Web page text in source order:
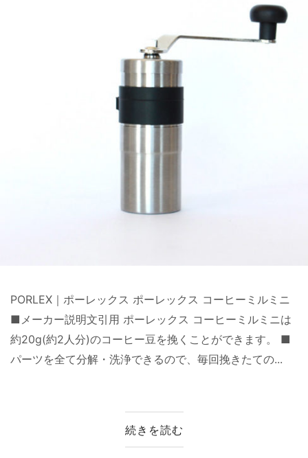
PORLEX｜ポーレックス ポーレックス コーヒーミルミニ
■メーカー説明文引用 ポーレックス コーヒーミルミニは
約20g(約2人分)のコーヒー豆を挽くことができます。 ■
パーツを全て分解・洗浄できるので、毎回挽きたての...
続きを読む